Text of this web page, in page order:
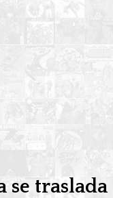
se traslada